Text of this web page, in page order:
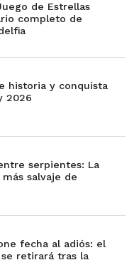
de Estrellas
completo de
historia y conquista
2026
serpientes: La
salvaje de
fecha al adiós: el
retirará tras la